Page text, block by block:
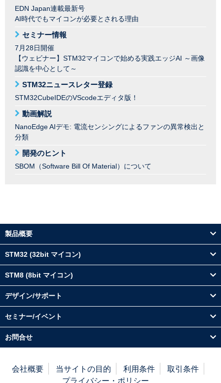
EDN Japan連載最新号
AI時代でもマイコンが必要とされる理由
セミナー情報
7月28日開催
【ウェビナー】STM32マイコンで始める実践エッジAI ～画像
認識を中心として～
STM32ニュースレター登録
STM32CubeIDEのVScodeエディタ版！
動画解説
NanoEdge AIデモ: 電流センシングによるファンの異常検出と
分類
開発のヒント
SBOM（Software Bill Of Material）について
製品概要
STM32 (32bit マイコン)
STM8 (8bit マイコン)
デザイン/サポート
セミナー/イベント
お問合せ
会社概要 当サイトの目的 利用条件
取引条件
プライバシー・ポリシー